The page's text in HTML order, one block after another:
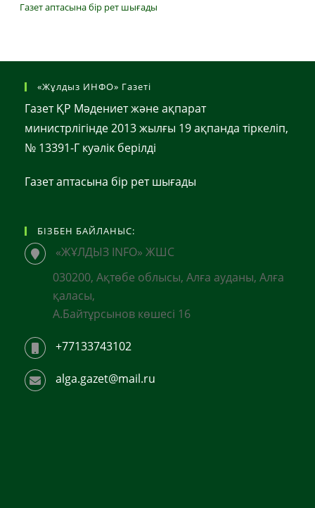
Газет аптасына бір рет шығады
«Жұлдыз ИНФО» Газеті
Газет ҚР Мәдениет және ақпарат
министрлігінде 2013 жылғы 19 ақпанда тіркеліп,
№ 13391-Г куәлік берілді
Газет аптасына бір рет шығады
БІЗБЕН БАЙЛАНЫС:
«ЖҰЛДЫЗ INFO» ЖШС
030200, Ақтөбе облысы, Алға ауданы, Алға
қаласы,
А.Байтұрсынов көшесі 16
+77133743102
alga.gazet@mail.ru